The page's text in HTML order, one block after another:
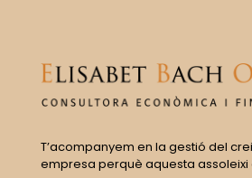
T’acompanyem en la gestió del
empresa perquè aquesta assoleixi